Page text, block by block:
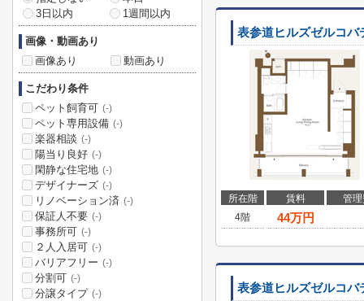
表参道ヒルズゼルコバ
所在階 賃料
管
4階
44万円
表参道ヒルズゼルコバ
3日以内
1週間以内
画像・動画あり
画像あり
動画あり
こだわり条件
ペット飼育可 (-)
ペット専用設備 (-)
楽器相談 (-)
陽当り良好 (-)
閑静な住宅地 (-)
デザイナーズ (-)
リノベーション済 (-)
保証人不要 (-)
事務所可 (-)
２人入居可 (-)
バリアフリー (-)
分割可 (-)
分譲タイプ (-)